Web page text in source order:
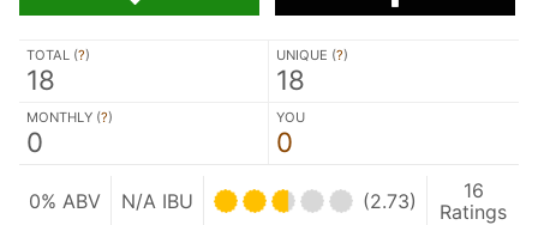
TOTAL (?)
18
UNIQUE (?)
18
MONTHLY (?)
0
YOU
0
0% ABV N/A IBU (2.73)
16
Ratings